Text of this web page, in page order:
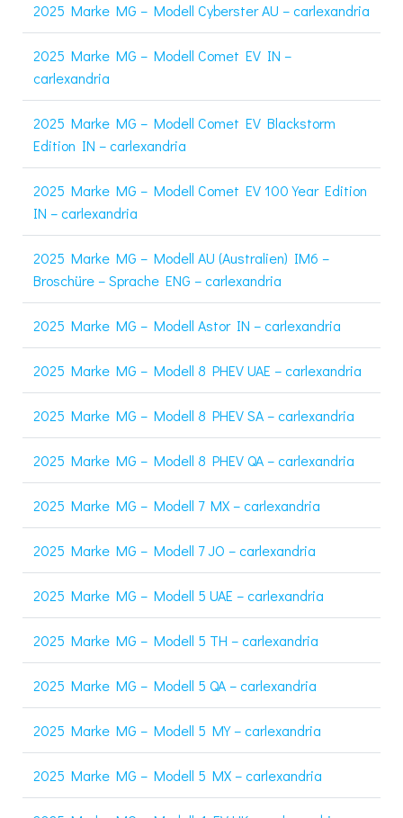
2025 Marke MG – Modell Cyberster AU – carlexandria
2025 Marke MG – Modell Comet EV IN –
carlexandria
2025 Marke MG – Modell Comet EV Blackstorm
Edition IN – carlexandria
2025 Marke MG – Modell Comet EV 100 Year Edition
IN – carlexandria
2025 Marke MG – Modell AU (Australien) IM6 –
Broschüre – Sprache ENG – carlexandria
2025 Marke MG – Modell Astor IN – carlexandria
2025 Marke MG – Modell 8 PHEV UAE – carlexandria
2025 Marke MG – Modell 8 PHEV SA – carlexandria
2025 Marke MG – Modell 8 PHEV QA – carlexandria
2025 Marke MG – Modell 7 MX – carlexandria
2025 Marke MG – Modell 7 JO – carlexandria
2025 Marke MG – Modell 5 UAE – carlexandria
2025 Marke MG – Modell 5 TH – carlexandria
2025 Marke MG – Modell 5 QA – carlexandria
2025 Marke MG – Modell 5 MY – carlexandria
2025 Marke MG – Modell 5 MX – carlexandria